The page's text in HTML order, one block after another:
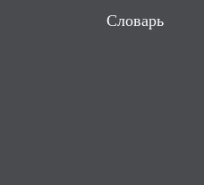
Словарь